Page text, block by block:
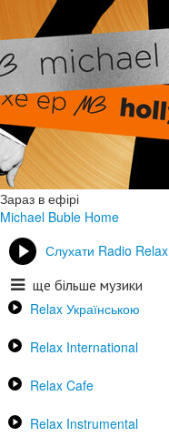
Зараз в ефірі
Michael Buble Home
Слухати Radio Relax
ще більше музики
Relax Українською
Relax International
Relax Cafe
Relax Instrumental